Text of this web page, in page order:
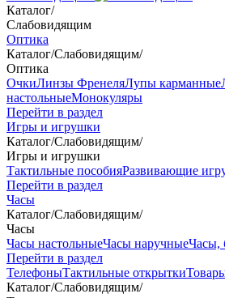
Каталог/
Слабовидящим
Оптика
Каталог/Слабовидящим/
Оптика
ОчкиЛинзы ФренеляЛупы карманные
настольныеМонокуляры
Перейти в раздел
Игры и игрушки
Каталог/Слабовидящим/
Игры и игрушки
Тактильные пособияРазвивающие
Перейти в раздел
Часы
Каталог/Слабовидящим/
Часы
Часы настольныеЧасы наручныеЧасы,
Перейти в раздел
ТелефоныТактильные открытки
Каталог/Слабовидящим/